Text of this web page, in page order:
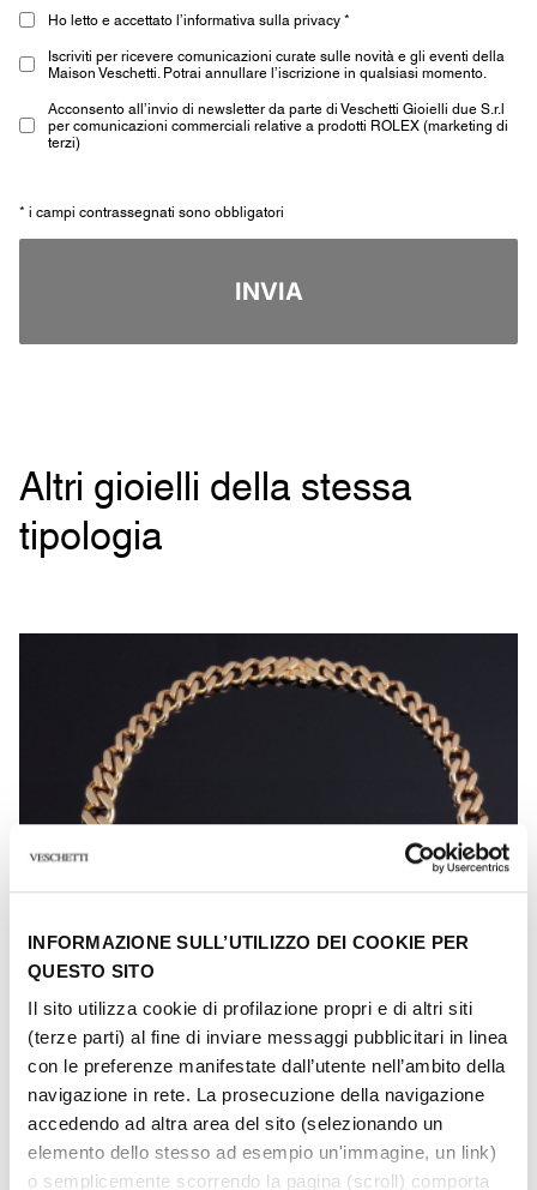
INFORMAZIONE SULL’UTILIZZO DEI COOKIE PER
QUESTO SITO
Il sito utilizza cookie di profilazione propri e di altri siti
(terze parti) al fine di inviare messaggi pubblicitari in linea
con le preferenze manifestate dall’utente nell’ambito della
navigazione in rete. La prosecuzione della navigazione
accedendo ad altra area del sito (selezionando un
elemento dello stesso ad esempio un'immagine, un link)
o semplicemente scorrendo la pagina (scroll) comporta
Ho letto e accettato l’informativa sulla privacy *
Iscriviti per ricevere comunicazioni curate sulle novità e gli eventi della
Maison Veschetti. Potrai annullare l’iscrizione in qualsiasi momento.
Acconsento all’invio di newsletter da parte di Veschetti Gioielli due S.r.l
per comunicazioni commerciali relative a prodotti ROLEX (marketing di
terzi)
* i campi contrassegnati sono obbligatori
INVIA
Altri gioielli della stessa
tipologia
FRAGOLA